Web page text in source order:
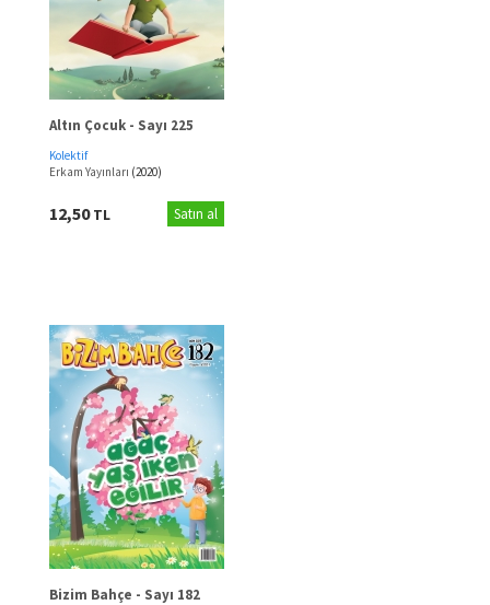
Altın Çocuk - Sayı 225
Kolektif
Erkam Yayınları (2020)
12,50TL Satın al
Bizim Bahçe - Sayı 182